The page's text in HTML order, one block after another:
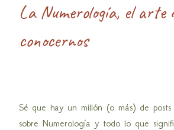
La Numerología, el arte
conocernos
Sé que hay un millón (o más) de
sobre Numerología y todo lo que